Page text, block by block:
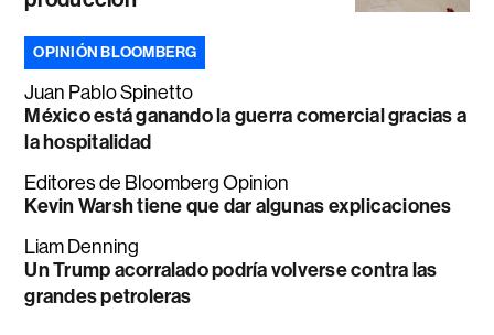
OPINIÓN BLOOMBERG
Juan Pablo Spinetto
México está ganando la guerra comercial gracias a
la hospitalidad
Editores de Bloomberg Opinion
Kevin Warsh tiene que dar algunas explicaciones
Liam Denning
Un Trump acorralado podría volverse contra las
grandes petroleras